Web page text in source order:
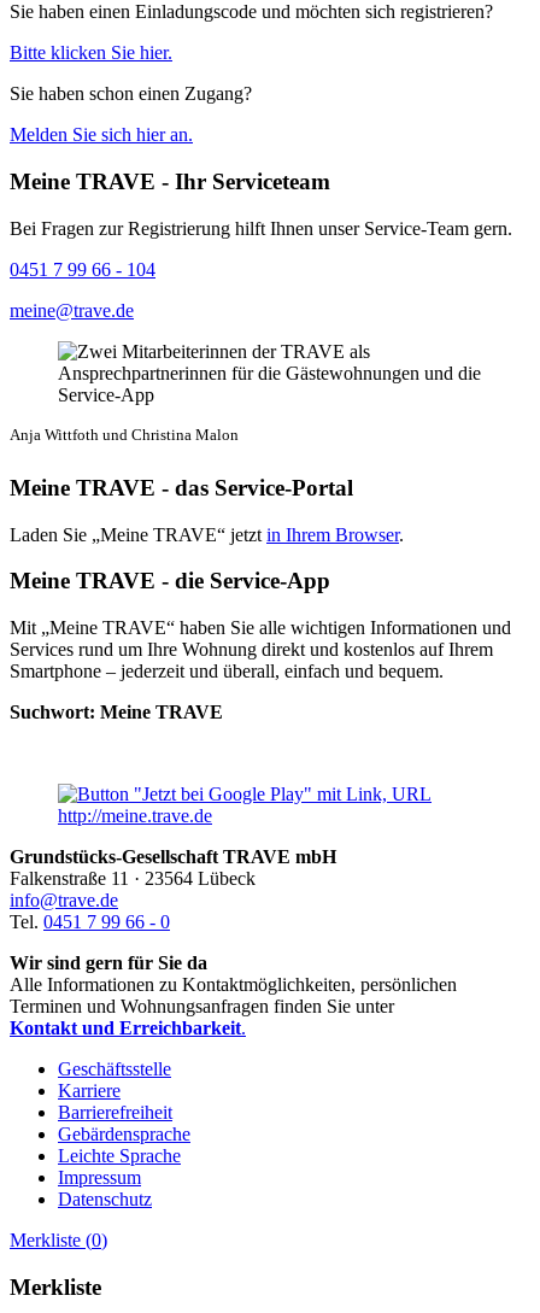
Sie haben einen Einladungscode und möchten sich registrieren?
Bitte klicken Sie hier.
Sie haben schon einen Zugang?
Melden Sie sich hier an.
Meine TRAVE - Ihr Serviceteam
Bei Fragen zur Registrierung hilft Ihnen unser Service-Team gern.
0451 7 99 66 - 104
meine@trave.de
Anja Wittfoth und Christina Malon
Meine TRAVE - das Service-Portal
Laden Sie „Meine TRAVE“ jetzt in Ihrem Browser.
Meine TRAVE - die Service-App
Mit „Meine TRAVE“ haben Sie alle wichtigen Informationen und
Services rund um Ihre Wohnung direkt und kostenlos auf Ihrem
Smartphone – jederzeit und überall, einfach und bequem.
Suchwort: Meine TRAVE
Grundstücks-Gesellschaft TRAVE mbH
Falkenstraße 11 · 23564 Lübeck
info@trave.de
Tel. 0451 7 99 66 - 0
Wir sind gern für Sie da
Alle Informationen zu Kontaktmöglichkeiten, persönlichen
Terminen und Wohnungsanfragen finden Sie unter
Kontakt und Erreichbarkeit.
Geschäftsstelle
Karriere
Barrierefreiheit
Gebärdensprache
Leichte Sprache
Impressum
Datenschutz
Merkliste (0)
Merkliste